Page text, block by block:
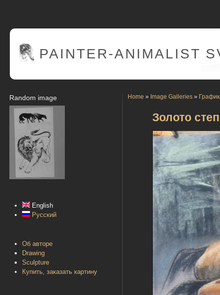
PAINTER-ANIMALIST
Random image
English
Русский
Об авторе
Drawing
Sculpture
Купить, заказать картину
Home » Image Galleries »
Золото